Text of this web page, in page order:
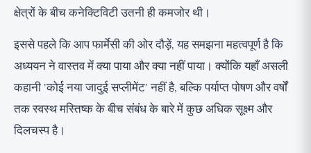
क्षेत्रों के बीच कनेक्टिविटी उतनी ही कमजोर थी।
इससे पहले कि आप फार्मेसी की ओर दौड़ें, यह समझना महत्वपूर्ण है कि
अध्ययन ने वास्तव में क्या पाया और क्या नहीं पाया। क्योंकि यहाँ असली
कहानी 'कोई नया जादुई सप्लीमेंट' नहीं है, बल्कि पर्याप्त पोषण और वर्षों
तक स्वस्थ मस्तिष्क के बीच संबंध के बारे में कुछ अधिक सूक्ष्म और
दिलचस्प है।